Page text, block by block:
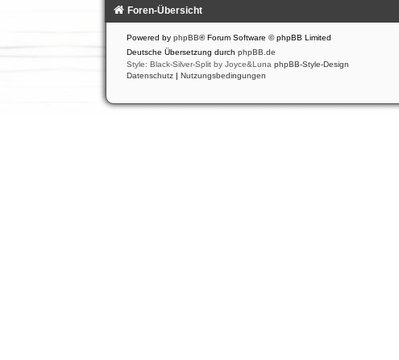
Foren-Übersicht
Powered by phpBB® Forum Software © phpBB Limited
Deutsche Übersetzung durch phpBB.de
Style: Black-Silver-Split by Joyce&Luna phpBB-Style-Design
Datenschutz | Nutzungsbedingungen